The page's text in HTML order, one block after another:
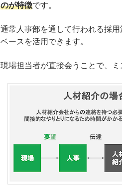
のが特徴です。
通常人事部を通して行われる採
ベースを活用できます。
現場担当者が直接会うことで、